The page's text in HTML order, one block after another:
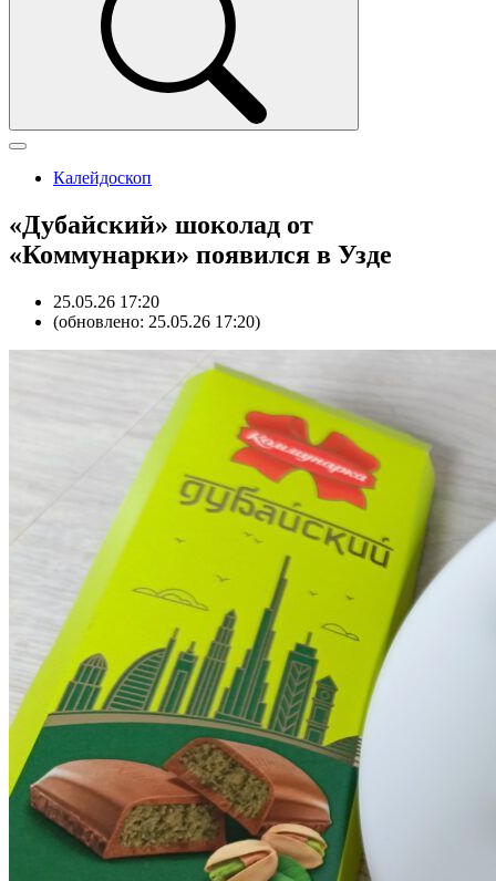
Калейдоскоп
«Дубайский» шоколад от
«Коммунарки» появился в Узде
25.05.26 17:20
(обновлено: 25.05.26 17:20)